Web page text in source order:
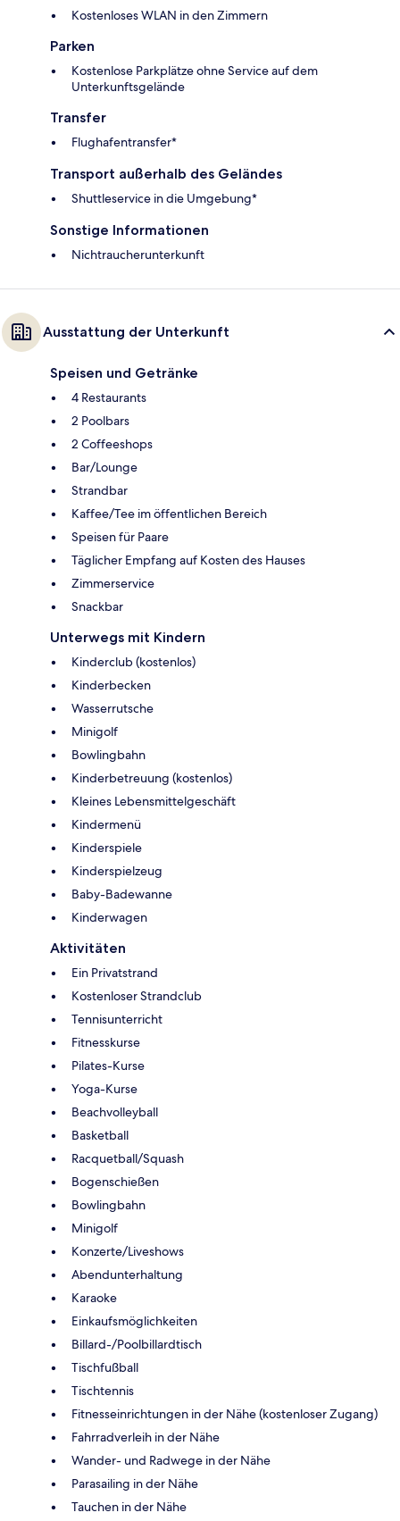
Kostenloses WLAN in den Zimmern
Parken
Kostenlose Parkplätze ohne Service auf dem
Unterkunftsgelände
Transfer
Flughafentransfer*
Transport außerhalb des Geländes
Shuttleservice in die Umgebung*
Sonstige Informationen
Nichtraucherunterkunft
Ausstattung der Unterkunft
Speisen und Getränke
4 Restaurants
2 Poolbars
2 Coffeeshops
Bar/Lounge
Strandbar
Kaffee/Tee im öffentlichen Bereich
Speisen für Paare
Täglicher Empfang auf Kosten des Hauses
Zimmerservice
Snackbar
Unterwegs mit Kindern
Kinderclub (kostenlos)
Kinderbecken
Wasserrutsche
Minigolf
Bowlingbahn
Kinderbetreuung (kostenlos)
Kleines Lebensmittelgeschäft
Kindermenü
Kinderspiele
Kinderspielzeug
Baby-Badewanne
Kinderwagen
Aktivitäten
Ein Privatstrand
Kostenloser Strandclub
Tennisunterricht
Fitnesskurse
Pilates-Kurse
Yoga-Kurse
Beachvolleyball
Basketball
Racquetball/Squash
Bogenschießen
Bowlingbahn
Minigolf
Konzerte/Liveshows
Abendunterhaltung
Karaoke
Einkaufsmöglichkeiten
Billard-/Poolbillardtisch
Tischfußball
Tischtennis
Fitnesseinrichtungen in der Nähe (kostenloser Zugang)
Fahrradverleih in der Nähe
Wander- und Radwege in der Nähe
Parasailing in der Nähe
Tauchen in der Nähe